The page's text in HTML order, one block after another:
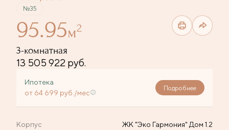
№35
95.95м2
3-комнатная
13 505 922 руб.
Ипотека
от 64 699 руб./мес
Подробнее
Корпус
ЖК "Эко Гармония" Дом 1.2